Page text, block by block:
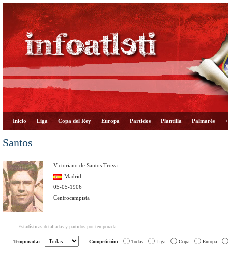
Inicio Liga Copa del Rey Europa Partidos Plantilla Palmarés
Santos
Victoriano de Santos Troya
Madrid
05-05-1906
Centrocampista
Estadísticas detalladas y partidos por temporada
Temporada: Competición: Todas Liga Copa Europa